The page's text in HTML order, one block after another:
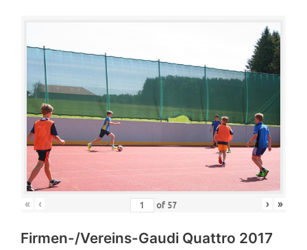
« ‹ of 57 › »
Firmen-/Vereins-Gaudi Quattro 2017